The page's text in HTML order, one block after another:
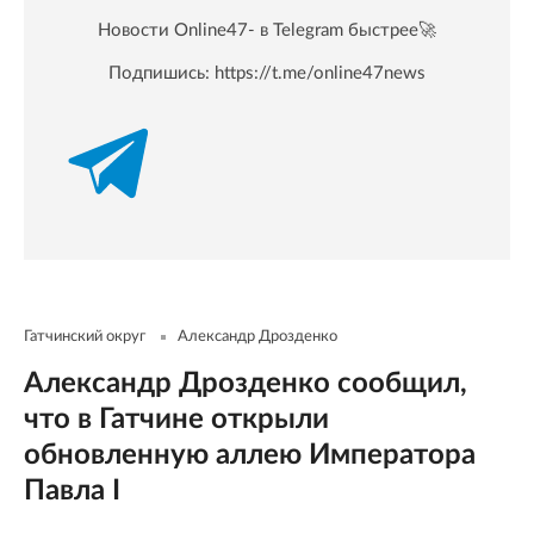
Новости Online47- в Telegram быстрее🚀
Подпишись: https://t.me/online47news
Гатчинский округ Александр Дрозденко
Александр Дрозденко сообщил,
что в Гатчине открыли
обновленную аллею Императора
Павла I